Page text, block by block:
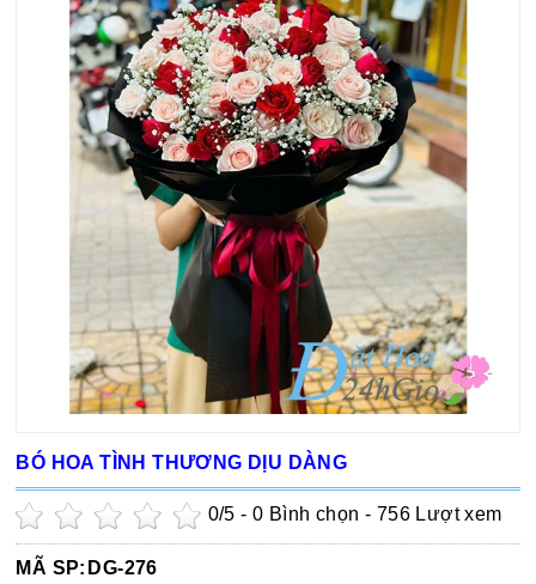
BÓ HOA TÌNH THƯƠNG DỊU DÀNG
0/5 -0 Bình chọn - 756 Lượt xem
MÃ SP: DG-276